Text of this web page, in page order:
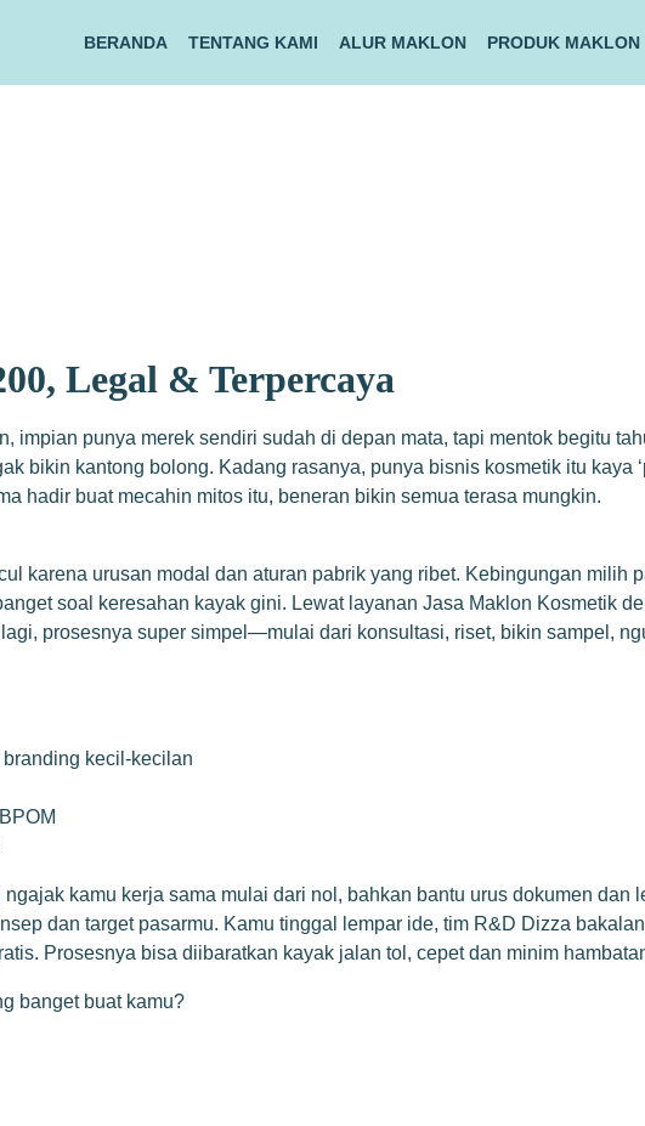
BERANDA TENTANG KAMI ALUR MAKLON PRODUK MAKLON
Legal & Terpercaya
impian punya merek sendiri sudah di depan mata, tapi mentok begitu
bikin kantong bolong. Kadang rasanya, punya bisnis kosmetik itu kaya
hadir buat mecahin mitos itu, beneran bikin semua terasa mungkin.
karena urusan modal dan aturan pabrik yang ribet. Kebingungan milih
soal keresahan kayak gini. Lewat layanan Jasa Maklon Kosmetik
prosesnya super simpel—mulai dari konsultasi, riset, bikin sampel,
kecil-kecilan
kamu kerja sama mulai dari nol, bahkan bantu urus dokumen dan
dan target pasarmu. Kamu tinggal lempar ide, tim R&D Dizza
Prosesnya bisa diibaratkan kayak jalan tol, cepet dan minim
banget buat kamu?